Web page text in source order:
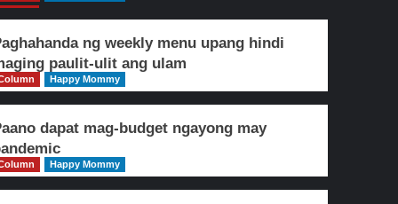
ng weekly menu upang hindi
paulit-ulit ang ulam
Happy Mommy
dapat mag-budget ngayong may
Happy Mommy